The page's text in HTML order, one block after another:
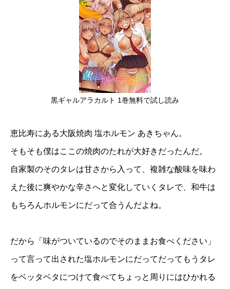
黒ギャルアラカルト 1巻無料で試し読み
恵比寿にある大阪焼肉 塩ホルモン あきちゃん。
そもそも僕はここの焼肉のたれが大好きだったんだ。
自家製のそのタレは甘さから入って、複雑な酸味を味わ
えた後に爽やかな辛さへと変化していくタレで、和牛は
もちろんホルモンにだって合うんだよね。
だから「味がついているのでそのままお食べください」
って言って出された塩ホルモンにだってだってもうタレ
をベッタベタにつけて食べてちょっと周りにはひかれる